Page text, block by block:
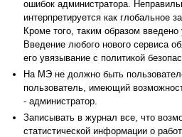
ошибок администратора.
интерпретируется как глобальное
Кроме того, таким образом
Введение любого нового сервиса
его увязывание с политикой
На МЭ не должно быть
пользователь, имеющий
- администратор.
Записывать в журнал все, что
статистической информации о